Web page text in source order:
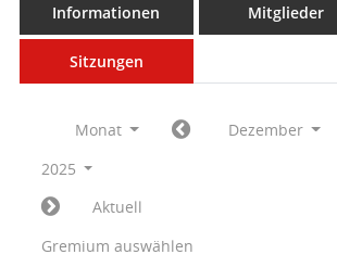
Informationen Mitglieder
Sitzungen
Monat
Dezember
2025
Aktuell
Gremium auswählen